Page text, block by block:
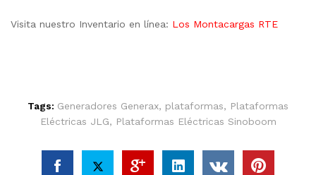
Visita nuestro Inventario en línea: Los Montacargas RTE
Tags: Generadores Generax, plataformas, Plataformas
Eléctricas JLG, Plataformas Eléctricas Sinoboom